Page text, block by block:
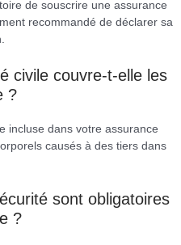
de souscrire une assurance
recommandé de déclarer sa
civile couvre-t-elle les
?
incluse dans votre assurance
causés à des tiers dans
sont obligatoires
?